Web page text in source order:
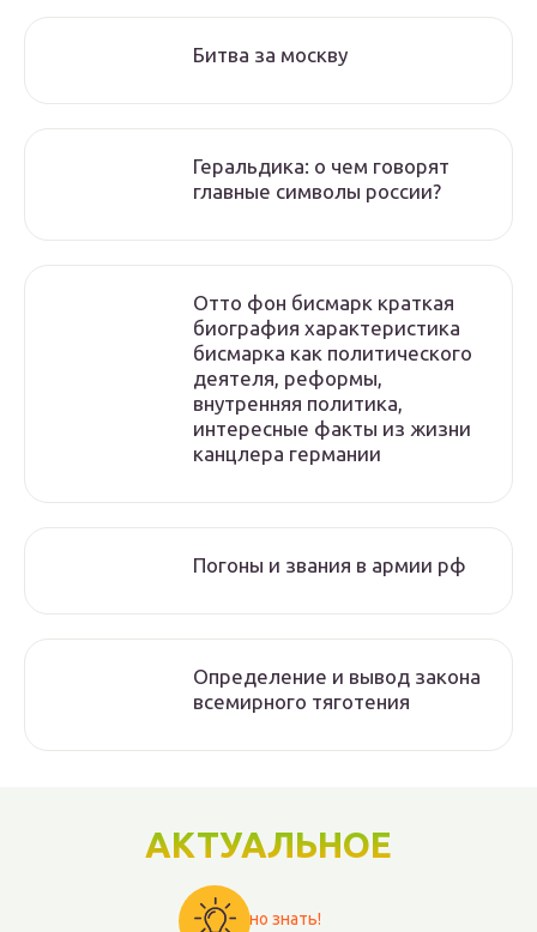
Битва за москву
Геральдика: о чем говорят
главные символы россии?
Отто фон бисмарк краткая
биография характеристика
бисмарка как политического
деятеля, реформы,
внутренняя политика,
интересные факты из жизни
канцлера германии
Погоны и звания в армии рф
Определение и вывод закона
всемирного тяготения
АКТУАЛЬНОЕ
Важно знать!